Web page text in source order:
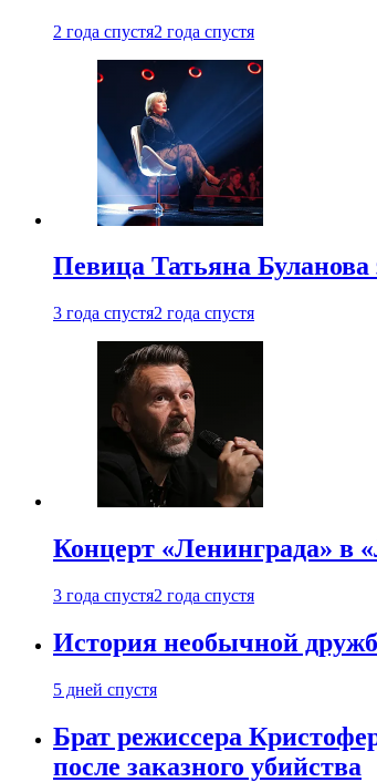
2 года спустя2 года спустя
Певица Татьяна Буланова
3 года спустя2 года спустя
Концерт «Ленинграда» в
3 года спустя2 года спустя
История необычной
5 дней спустя
Брат режиссера
после заказного убийства